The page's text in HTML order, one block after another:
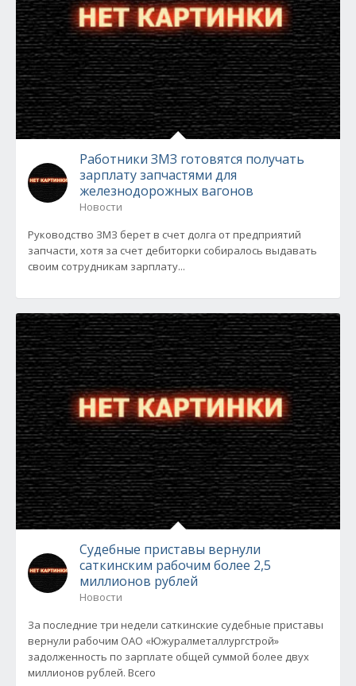
Работники ЗМЗ готовятся получать
зарплату запчастями для
железнодорожных вагонов
Новости
Руководство ЗМЗ берет в счет долга от предприятий
запчасти, хотя за счет дебиторки собиралось выдавать
своим сотрудникам зарплату...
Судебные приставы вернули
саткинским рабочим более 2,5
миллионов рублей
Новости
За последние три недели саткинские судебные приставы
вернули рабочим ОАО «Южуралметаллургстрой»
задолженность по зарплате общей суммой более двух
миллионов рублей. Всего